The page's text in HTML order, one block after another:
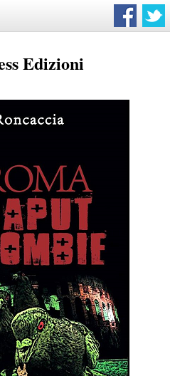
Edizioni